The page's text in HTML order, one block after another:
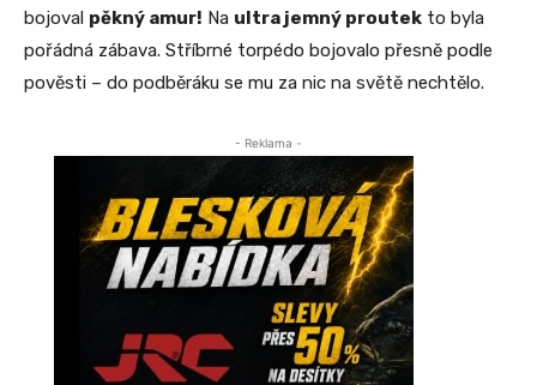
bojoval pěkný amur! Na ultra jemný proutek to byla
pořádná zábava. Stříbrné torpédo bojovalo přesně podle
pověsti – do podběráku se mu za nic na světě nechtělo.
- Reklama -